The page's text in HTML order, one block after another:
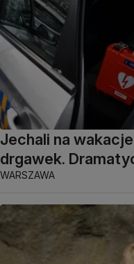
Jechali na
drgawek.
WARSZAWA